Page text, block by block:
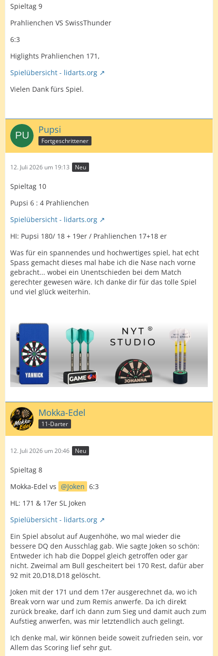
wichtigen Sieg erspielen.
Vielen Dank
Nicok für das Spiel und dir weiterhin
Good Darts
Ich wünsche dir das du deine Schwierigkeiten
schnellstmöglich überwindest und den Spaß am Spiel
Spieltag 9
Prahlienchen VS SwissThunder
6:3
Higlights Prahlienchen 171,
Spielübersicht - lidarts.org
Vielen Dank fürs Spiel.
Pupsi
Fortgeschrittener
12. Juli 2026 um 19:13 Neu
Spieltag 10
Pupsi 6 : 4 Prahlienchen
Spielübersicht - lidarts.org
HI: Pupsi 180/ 18 + 19er / Prahlienchen 17+18 er
Was für ein spannendes und hochwertiges spiel, hat echt
Spass gemacht dieses mal habe ich die Nase nach vorne
gebracht... wobei ein Unentschieden bei dem Match
gerechter gewesen wäre. Ich danke dir für das tolle Spiel
und viel glück weiterhin.
Mokka-Edel
11-Darter
12. Juli 2026 um 20:46 Neu
Spieltag 8
Mokka-Edel vs
Joken 6:3
HL: 171 & 17er SL Joken
Spielübersicht - lidarts.org
Ein Spiel absolut auf Augenhöhe, wo mal wieder die
bessere DQ den Ausschlag gab. Wie sagte Joken so schön:
Entweder ich hab die Doppel gleich getroffen oder gar
nicht. Zweimal am Bull gescheitert bei 170 Rest, dafür aber
92 mit 20,D18,D18 gelöscht.
Joken mit der 171 und dem 17er ausgerechnet da, wo ich
Break vorn war und zum Remis anwerfe. Da ich direkt
zurück breake, darf ich dann zum Sieg und damit auch zum
Aufstieg anwerfen, was mir letztendlich auch gelingt.
Ich denke mal, wir können beide soweit zufrieden sein, vor
Allem das Scoring lief sehr gut.